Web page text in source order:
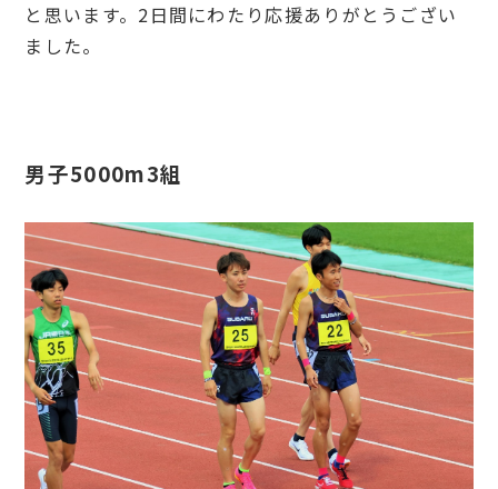
と思います。2日間にわたり応援ありがとうござい
ました。
男子5000m3組